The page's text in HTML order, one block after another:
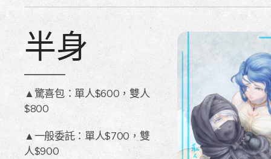
半身
▲驚喜包：單人$600，雙人
$800
▲一般委託：單人$700，雙
人$900